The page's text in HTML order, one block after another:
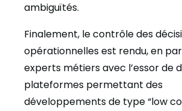
ambiguïtés.
Finalement, le contrôle des
opérationnelles est rendu, en
experts métiers avec l’essor de
plateformes permettant des
développements de type “low